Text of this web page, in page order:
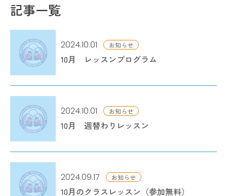
記事一覧
2024.10.01 お知らせ
10月 レッスンプログラム
2024.10.01 お知らせ
10月 週替わりレッスン
2024.09.17 お知らせ
10月のクラスレッスン（参加無料）